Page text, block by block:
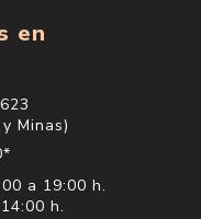
en
Minas)
a 19:00 h.
h.